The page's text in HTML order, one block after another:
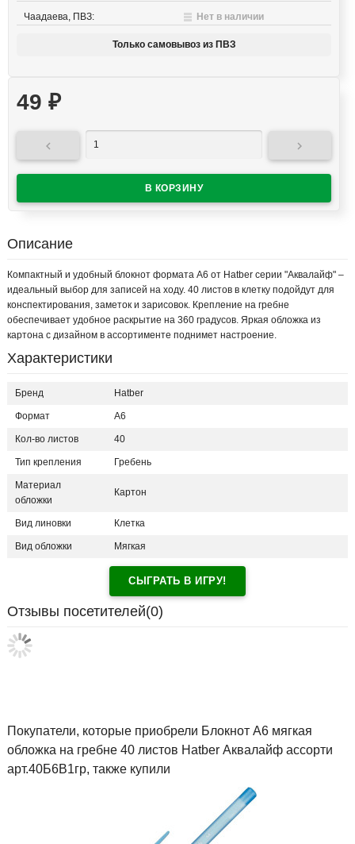
Чаадаева, ПВЗ: Нет в наличии
Только самовывоз из ПВЗ
49 ₽
 
Описание
Компактный и удобный блокнот формата А6 от Hatber серии "Аквалайф" –
идеальный выбор для записей на ходу. 40 листов в клетку подойдут для
конспектирования, заметок и зарисовок. Крепление на гребне
обеспечивает удобное раскрытие на 360 градусов. Яркая обложка из
картона с дизайном в ассортименте поднимет настроение.
Характеристики
Бренд Hatber
Формат А6
Кол-во листов 40
Тип крепления Гребень
Материал
обложки
Картон
Вид линовки Клетка
Вид обложки Мягкая
СЫГРАТЬ В ИГРУ!
Отзывы посетителей(0)
Покупатели, которые приобрели Блокнот А6 мягкая
обложка на гребне 40 листов Hatber Аквалайф ассорти
арт.40Б6В1гр, также купили